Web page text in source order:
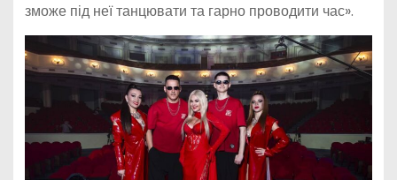
зможе під неї танцювати та гарно проводити час».